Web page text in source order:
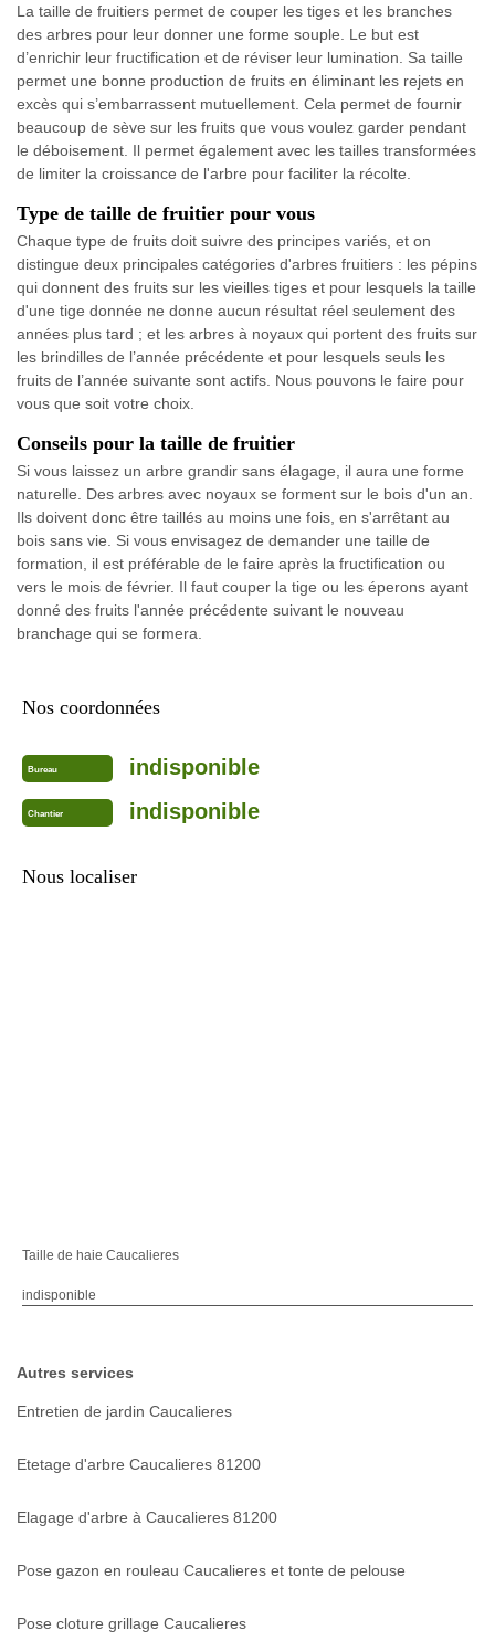
La taille de fruitiers permet de couper les tiges et les branches
des arbres pour leur donner une forme souple. Le but est
d’enrichir leur fructification et de réviser leur lumination. Sa taille
permet une bonne production de fruits en éliminant les rejets en
excès qui s’embarrassent mutuellement. Cela permet de fournir
beaucoup de sève sur les fruits que vous voulez garder pendant
le déboisement. Il permet également avec les tailles transformées
de limiter la croissance de l'arbre pour faciliter la récolte.
Type de taille de fruitier pour vous
Chaque type de fruits doit suivre des principes variés, et on
distingue deux principales catégories d'arbres fruitiers : les pépins
qui donnent des fruits sur les vieilles tiges et pour lesquels la taille
d'une tige donnée ne donne aucun résultat réel seulement des
années plus tard ; et les arbres à noyaux qui portent des fruits sur
les brindilles de l’année précédente et pour lesquels seuls les
fruits de l’année suivante sont actifs. Nous pouvons le faire pour
vous que soit votre choix.
Conseils pour la taille de fruitier
Si vous laissez un arbre grandir sans élagage, il aura une forme
naturelle. Des arbres avec noyaux se forment sur le bois d'un an.
Ils doivent donc être taillés au moins une fois, en s'arrêtant au
bois sans vie. Si vous envisagez de demander une taille de
formation, il est préférable de le faire après la fructification ou
vers le mois de février. Il faut couper la tige ou les éperons ayant
donné des fruits l'année précédente suivant le nouveau
branchage qui se formera.
Nos coordonnées
Bureau indisponible
Chantier indisponible
Nous localiser
Taille de haie Caucalieres
indisponible
Autres services
Entretien de jardin Caucalieres
Etetage d'arbre Caucalieres 81200
Elagage d'arbre à Caucalieres 81200
Pose gazon en rouleau Caucalieres et tonte de pelouse
Pose cloture grillage Caucalieres